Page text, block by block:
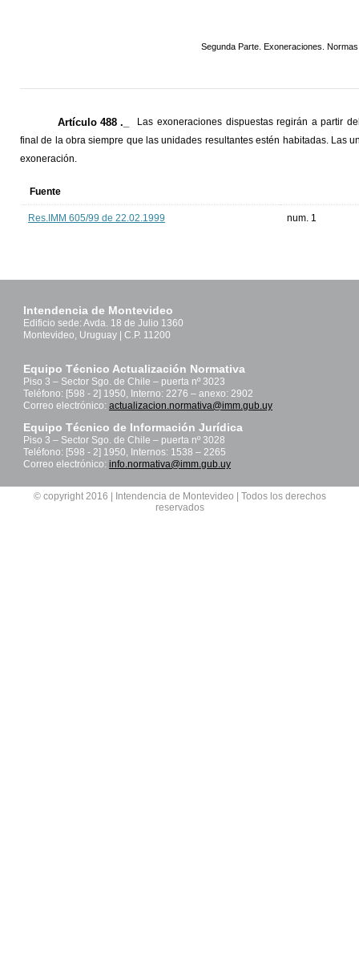
Segunda Parte. Exoneraciones.
Artículo 488 ._
Las exoneraciones dispuestas regirán a partir
final de la obra siempre que las unidades resultantes estén habitadas. Las
exoneración.
Fuente
Res.IMM 605/99 de 22.02.1999 num. 1
Intendencia de Montevideo
Edificio sede: Avda. 18 de Julio 1360
Montevideo, Uruguay | C.P. 11200
Equipo Técnico Actualización Normativa
Piso 3 – Sector Sgo. de Chile – puerta nº 3023
Teléfono: [598 - 2] 1950, Interno: 2276 – anexo: 2902
Correo electrónico: actualizacion.normativa@imm.gub.uy
Equipo Técnico de Información Jurídica
Piso 3 – Sector Sgo. de Chile – puerta nº 3028
Teléfono: [598 - 2] 1950, Internos: 1538 – 2265
Correo electrónico: info.normativa@imm.gub.uy
© copyright 2016 | Intendencia de Montevideo | Todos los derechos
reservados